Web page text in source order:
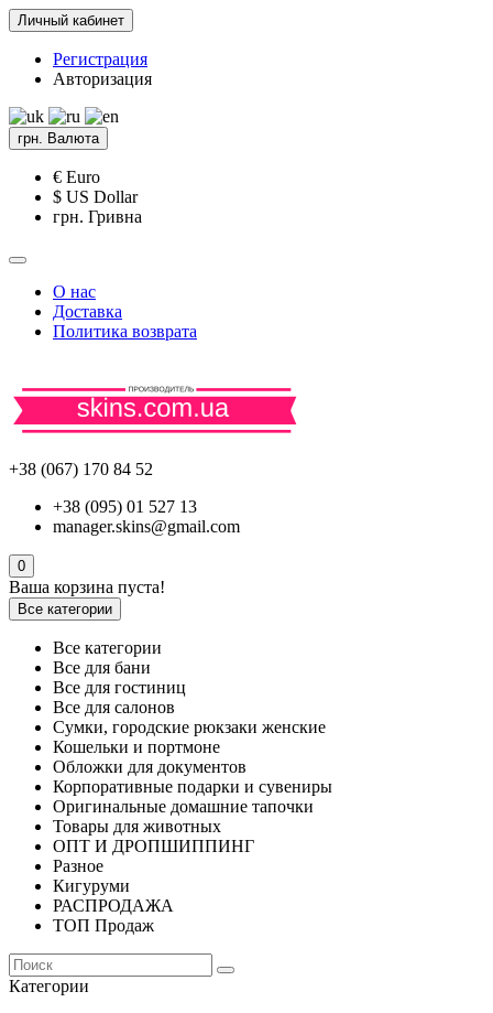
Личный кабинет
Регистрация
Авторизация
грн. Валюта
€ Euro
$ US Dollar
грн. Гривна
О нас
Доставка
Политика возврата
+38 (067) 170 84 52
+38 (095) 01 527 13
manager.skins@gmail.com
0
Ваша корзина пуста!
Все категории
Все категории
Все для бани
Все для гостиниц
Все для салонов
Сумки, городские рюкзаки женские
Кошельки и портмоне
Обложки для документов
Корпоративные подарки и сувениры
Оригинальные домашние тапочки
Товары для животных
ОПТ И ДРОПШИППИНГ
Разное
Кигуруми
РАСПРОДАЖА
ТОП Продаж
Категории